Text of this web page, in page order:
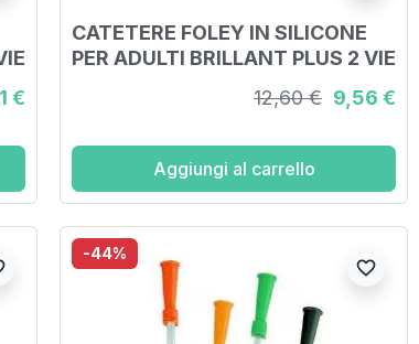
€
CATETERE FOLEY IN SILICONE
PER ADULTI BRILLANT PLUS 2 VIE
LUNGHEZZA 41 CM PALLONCINO
12,60 € 9,56 €
Aggiungi al carrello
-44%
favorite_border